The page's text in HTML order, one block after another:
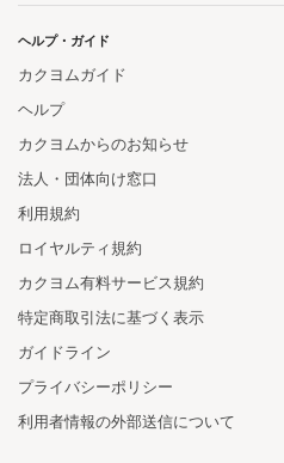
ヘルプ・ガイド
カクヨムガイド
ヘルプ
カクヨムからのお知らせ
法人・団体向け窓口
利用規約
ロイヤルティ規約
カクヨム有料サービス規約
特定商取引法に基づく表示
ガイドライン
プライバシーポリシー
利用者情報の外部送信について